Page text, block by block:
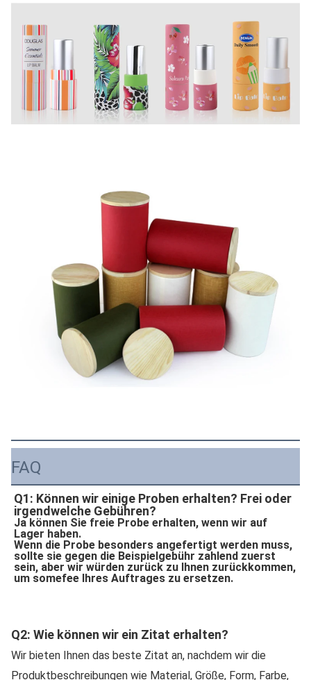
FAQ
Q1: Können wir einige Proben erhalten? Frei oder
irgendwelche Gebühren?
Ja können Sie freie Probe erhalten, wenn wir auf
Lager haben.
Wenn die Probe besonders angefertigt werden muss,
sollte sie gegen die Beispielgebühr zahlend zuerst
sein, aber wir würden zurück zu Ihnen zurückkommen,
um somefee Ihres Auftrages zu ersetzen.
Q2: Wie können wir ein Zitat erhalten?
Wir bieten Ihnen das beste Zitat an, nachdem wir die
Produktbeschreibungen wie Material, Größe, Form, Farbe,